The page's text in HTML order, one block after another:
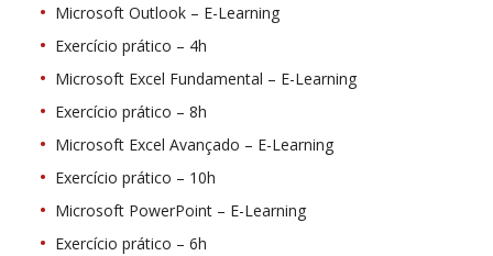
Microsoft Outlook – E-Learning
Exercício prático – 4h
Microsoft Excel Fundamental – E-Learning
Exercício prático – 8h
Microsoft Excel Avançado – E-Learning
Exercício prático – 10h
Microsoft PowerPoint – E-Learning
Exercício prático – 6h